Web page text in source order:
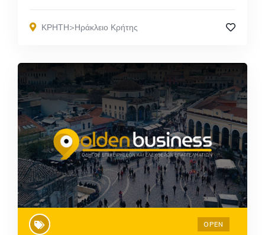
ΚΡΗΤΗ>Ηράκλειο Κρήτης
OPEN